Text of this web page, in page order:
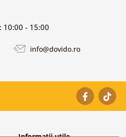
10:00 - 15:00
info@dovido.ro